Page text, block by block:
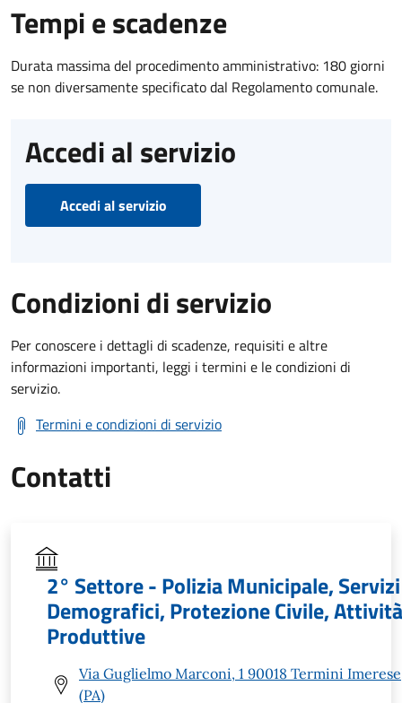
Tempi e scadenze
Durata massima del procedimento amministrativo: 180 giorni
se non diversamente specificato dal Regolamento comunale.
Accedi al servizio
Accedi al servizio
Condizioni di servizio
Per conoscere i dettagli di scadenze, requisiti e altre
informazioni importanti, leggi i termini e le condizioni di
servizio.
Termini e condizioni di servizio
Contatti
2° Settore - Polizia Municipale, Servizi
Demografici, Protezione Civile, Attività
Produttive
Via Guglielmo Marconi, 1 90018 Termini Imerese
(PA)